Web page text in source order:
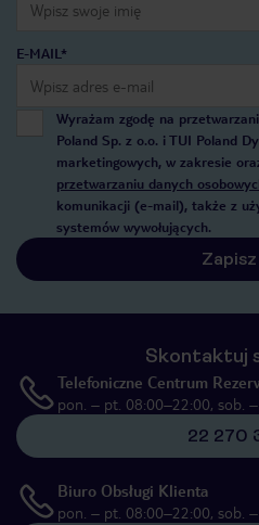
E-MAIL*
Wyrażam zgodę na
Poland Sp. z o.o. i TUI Poland
marketingowych, w zakresie
przetwarzaniu danych
komunikacji (e-mail), także z
systemów wywołujących.
Skontaktuj
Telefoniczne Centrum
pon. – pt. 08:00–22:00, sob.
22 270
Biuro Obsługi Klienta
pon. – pt. 08:00–22:00, sob.